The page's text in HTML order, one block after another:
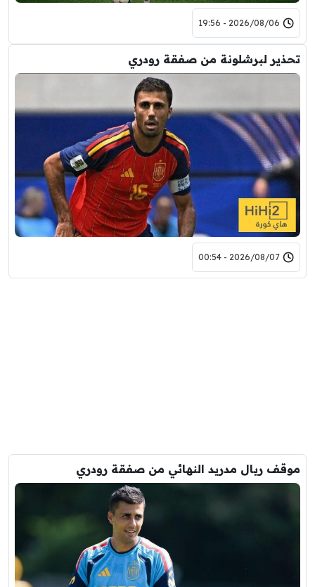
2026/08/06 - 19:56
تحذير لبرشلونة من صفقة رودري
2026/08/07 - 00:54
موقف ريال مدريد النهائي من صفقة رودري